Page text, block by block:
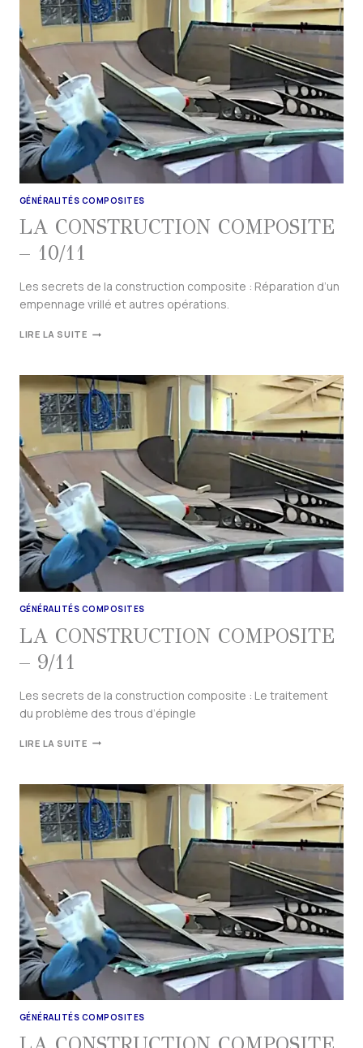
GÉNÉRALITÉS COMPOSITES
LA CONSTRUCTION COMPOSITE
– 10/11
Les secrets de la construction composite : Réparation d’un
empennage vrillé et autres opérations.
LIRE LA SUITE
GÉNÉRALITÉS COMPOSITES
LA CONSTRUCTION COMPOSITE
– 9/11
Les secrets de la construction composite : Le traitement
du problème des trous d’épingle
LIRE LA SUITE
GÉNÉRALITÉS COMPOSITES